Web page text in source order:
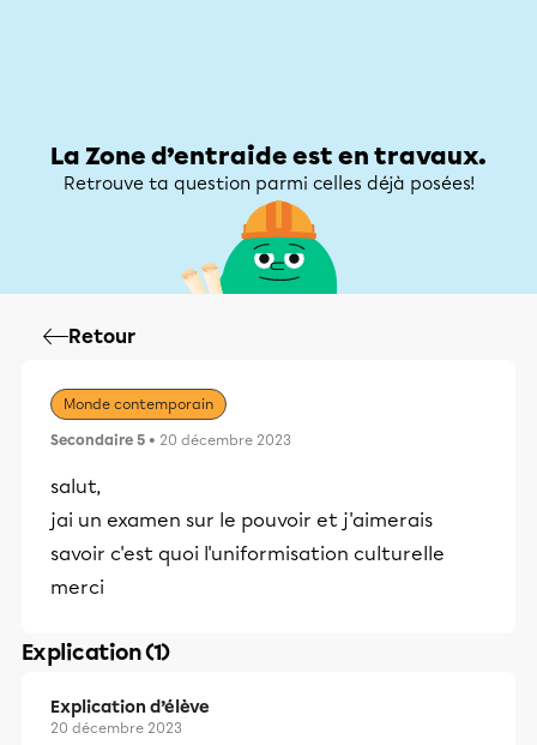
La Zone d’entraide est en travaux.
Retrouve ta question parmi celles déjà posées!
Retour
Monde contemporain
Secondaire 5 • 20 décembre 2023
salut,
jai un examen sur le pouvoir et j'aimerais
savoir c'est quoi l'uniformisation culturelle
merci
Explication (1)
Explication d’élève
20 décembre 2023